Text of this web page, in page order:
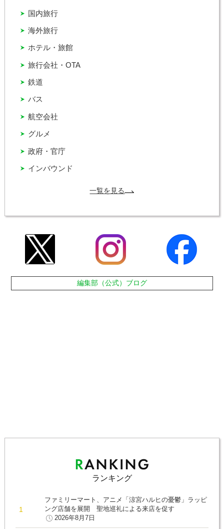
インバウンド
グルメ
バス
ホテル・旅館
国内旅行
政府・官庁
旅行会社・OTA
海外旅行
航空会社
鉄道
一覧を見る
編集部（公式）ブログ
ランキング
ファミリーマート、アニメ「涼宮ハルヒの憂鬱」ラッピ
ング店舗を展開 聖地巡礼による来店を促す
2026年8月7日